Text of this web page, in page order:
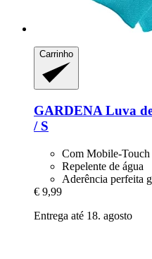
Carrinho
GARDENA Luva
/ S
Com Mobile-Touch
Repelente de água
Aderência perfeita
€ 9,99
Entrega até 18. agosto